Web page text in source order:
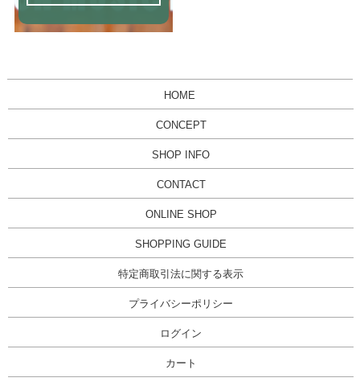
HOME
CONCEPT
SHOP INFO
CONTACT
ONLINE SHOP
SHOPPING GUIDE
特定商取引法に関する表示
プライバシーポリシー
ログイン
カート